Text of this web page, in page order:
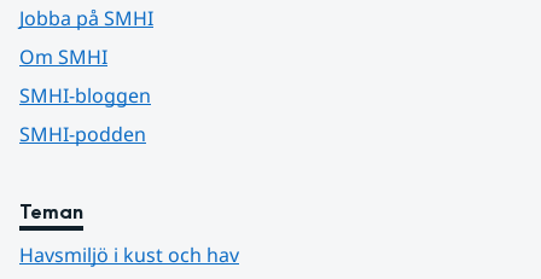
Jobba på SMHI
Om SMHI
SMHI-bloggen
SMHI-podden
Teman
Havsmiljö i kust och hav